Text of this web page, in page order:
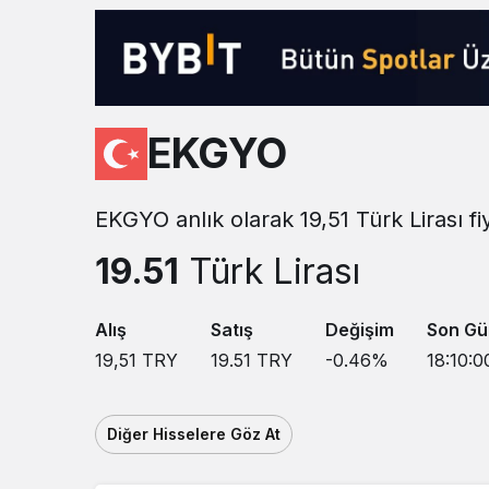
EKGYO
EKGYO anlık olarak 19,51 Türk
19.51 Türk Lirası
Alış
19,51 TRY
Satış
19.51 TRY
Değişim
-0.46%
Son
Diğer Hisselere Göz At